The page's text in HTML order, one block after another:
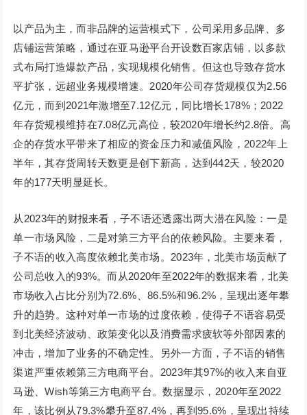
以产品为主，而非品牌的运营模式下，公司采用多品牌、多
店铺运营策略，通过在亚马逊平台开设数百家店铺，以多款
式布局打造爆款产品，实现规模化销售。但这也导致存货水
平扩张，远超业务规模增速。2020年公司存货规模仅为2.56
亿元，而到2021年激增至7.12亿元，同比增长178%；2022
年存货规模维持在7.08亿元高位，较2020年增长约2.8倍。高
企的存货水平带来了相应的资金压力和减值风险，2022年上
半年，其存货周转天数更是创下新高，达到442天，较2020
年的177天明显延长。
从2023年的财报来看，子不语还透露出两大潜在风险：一是
单一市场风险，二是对第三方平台的依赖风险。主要来看，
子不语的收入高度依赖北美市场。2023年，北美市场贡献了
公司总收入的93%。而从2020年至2022年的数据来看，北美
市场收入占比分别为72.6%、86.5%和96.2%，呈现出逐年攀
升的趋势。这种对单一市场的过度依赖，使得子不语容易受
到北美经济波动、政策变化以及消费需求疲软等外部因素的
冲击，增加了业务的不确定性。另外一方面，子不语的销售
渠道严重依赖第三方电商平台。2023年其97%的收入来自亚
马逊、Wish等第三方电商平台。数据显示，2020年至2022
年，该比例从79.3%攀升至87.4%，再到95.6%，呈现出持续